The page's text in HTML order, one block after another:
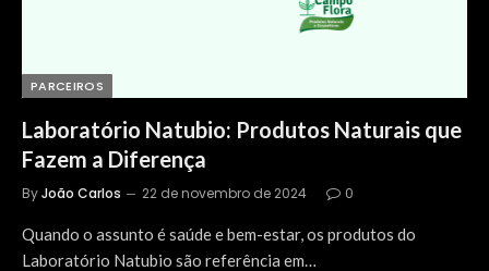
PARCEIROS
Laboratório Natubio: Produtos Naturais que
Fazem a Diferença
ByJoão Carlos 22 de novembro de 2024 0
Quando o assunto é saúde e bem-estar, os produtos do
Laboratório Natubio são referência em…